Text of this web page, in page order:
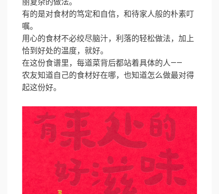
有的是对食材的笃定和自信，和待家人般的朴素叮
嘱。
用心的食材不必绞尽脑汁，利落的轻松做法，加上
恰到好处的温度，就好。
在这份食谱里，每道菜背后都站着具体的人——
农友知道自己的食材好在哪，也知道怎么做最对得
起这份好。